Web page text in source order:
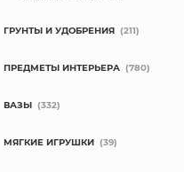
ГРУНТЫ И УДОБРЕНИЯ (211)
ПРЕДМЕТЫ ИНТЕРЬЕРА (780)
ВАЗЫ (332)
МЯГКИЕ ИГРУШКИ (39)